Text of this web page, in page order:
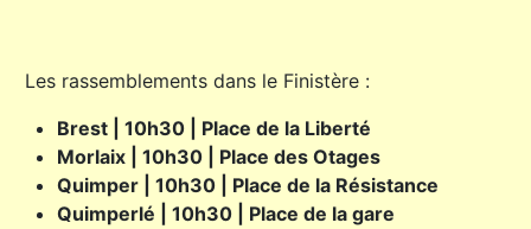
Les rassemblements dans le Finistère :
Brest | 10h30 | Place de la Liberté
Morlaix | 10h30 | Place des Otages
Quimper | 10h30 | Place de la Résistance
Quimperlé | 10h30 | Place de la gare